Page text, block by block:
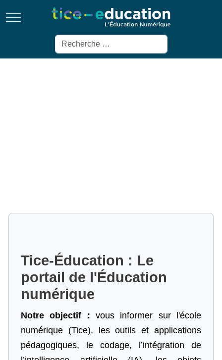
Mobile Menu Toggle
Rechercher
Tice-Éducation : Le
portail de l'Éducation
numérique
Notre objectif : vous informer sur l'école
numérique (Tice), les outils et applications
pédagogiques, le codage,
l’intégration de